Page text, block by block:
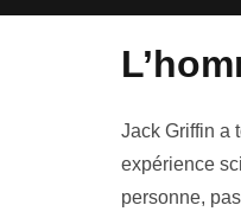
Jack Griffin a
expérience
personne,